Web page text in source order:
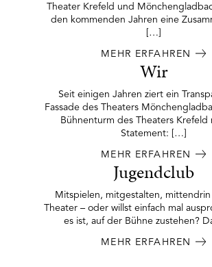
Theater Krefeld und
den kommenden Jahren eine
[…]
MEHR ERFAHREN
Wir
Seit einigen Jahren ziert ein
Fassade des Theaters
Bühnenturm des Theaters Krefeld
Statement: […]
MEHR ERFAHREN
Jugendclub
Mitspielen, mitgestalten,
Theater – oder willst einfach mal
es ist, auf der Bühne zustehen?
MEHR ERFAHREN